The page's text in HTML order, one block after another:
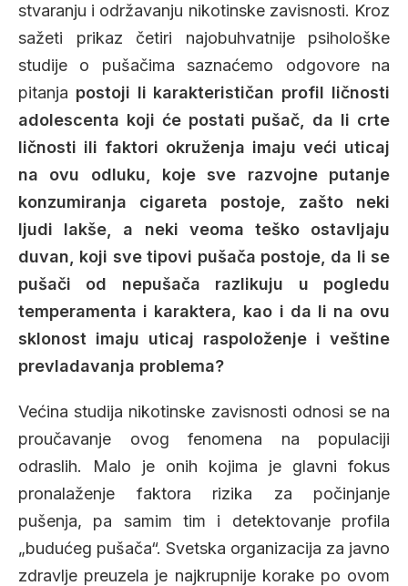
stvaranju i održavanju nikotinske zavisnosti. Kroz
sažeti prikaz četiri najobuhvatnije psihološke
studije o pušačima saznaćemo odgovore na
pitanja postoji li karakterističan profil ličnosti
adolescenta koji će postati pušač, da li crte
ličnosti ili faktori okruženja imaju veći uticaj
na ovu odluku, koje sve razvojne putanje
konzumiranja cigareta postoje, zašto neki
ljudi lakše, a neki veoma teško ostavljaju
duvan, koji sve tipovi pušača postoje, da li se
pušači od nepušača razlikuju u pogledu
temperamenta i karaktera, kao i da li na ovu
sklonost imaju uticaj raspoloženje i veštine
prevladavanja problema?
Većina studija nikotinske zavisnosti odnosi se na
proučavanje ovog fenomena na populaciji
odraslih. Malo je onih kojima je glavni fokus
pronalaženje faktora rizika za počinjanje
pušenja, pa samim tim i detektovanje profila
„budućeg pušača“. Svetska organizacija za javno
zdravlje preuzela je najkrupnije korake po ovom